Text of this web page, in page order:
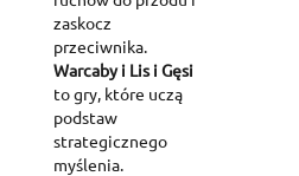
zaskocz
przeciwnika.
Warcaby i Lis i Gęsi
to gry, które uczą
podstaw
strategicznego
myślenia.